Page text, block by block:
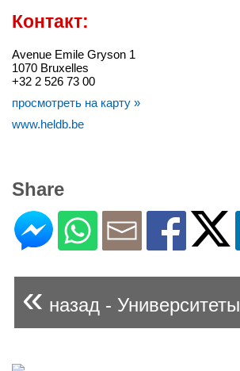
Контакт:
Avenue Emile Gryson 1
1070 Bruxelles
+32 2 526 73 00
просмотреть на карту »
www.heldb.be
Share
« назад - Университеты